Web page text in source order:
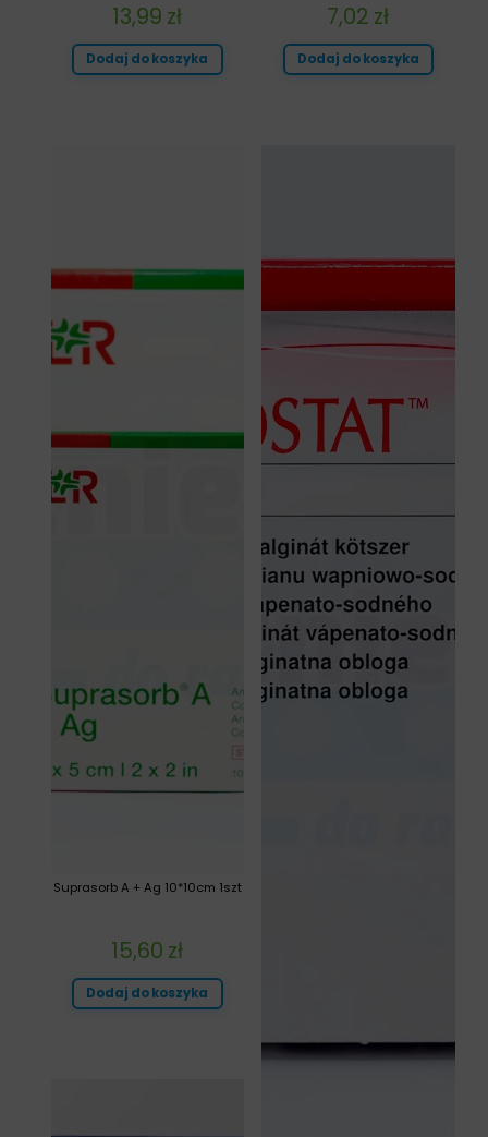
7,02 zł
Dodaj do koszyka
13,99 zł
Dodaj do koszyka
Suprasorb A + Ag 10*10cm 1szt
15,60 zł
Dodaj do koszyka